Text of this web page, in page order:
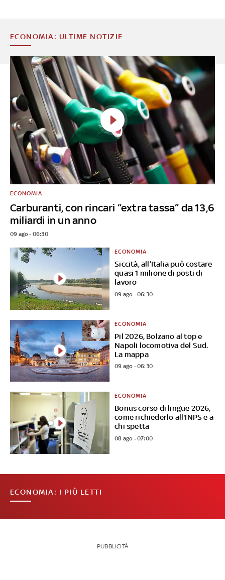
ECONOMIA: ULTIME NOTIZIE
Carburanti, con rincari “extra tassa” da 13,6
miliardi in un anno
ECONOMIA
09 ago - 06:30
Siccità, all’Italia può costare
quasi 1 milione di posti di
lavoro
ECONOMIA
09 ago - 06:30
Pil 2026, Bolzano al top e
Napoli locomotiva del Sud.
La mappa
ECONOMIA
09 ago - 06:30
Bonus corso di lingue 2026,
come richiederlo all'INPS e a
chi spetta
ECONOMIA
08 ago - 07:00
ECONOMIA: I PIÙ LETTI
PUBBLICITÀ